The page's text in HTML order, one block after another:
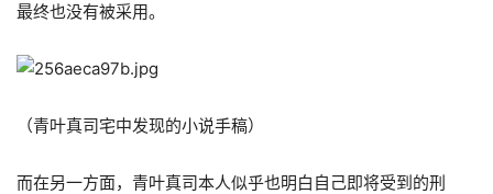
最终也没有被采用。
（青叶真司宅中发现的小说手稿）
而在另一方面，青叶真司本人似乎也明白自己即将受到的刑